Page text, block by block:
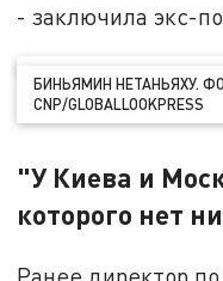
- заключила экс-
БИНЬЯМИН НЕТАНЬЯХУ.
CNP/GLOBALLOOKPRESS
"У Киева и
которого нет
Ранее директор